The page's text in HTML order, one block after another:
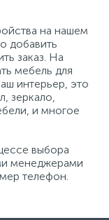
на нашем
добавить
заказ. На
мебель для
интерьер, это
зеркало,
и многое
выбора
менеджерами
телефон.